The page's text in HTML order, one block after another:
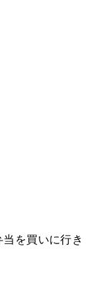
を買いに行き